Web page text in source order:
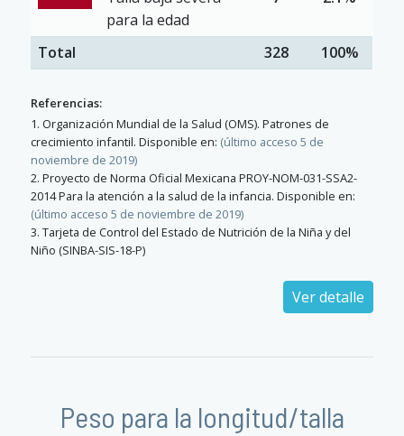
para la edad
Total 328 100%
Referencias:
1. Organización Mundial de la Salud (OMS). Patrones de
crecimiento infantil. Disponible en: (último acceso 5 de
noviembre de 2019)
2. Proyecto de Norma Oficial Mexicana PROY-NOM-031-SSA2-
2014 Para la atención a la salud de la infancia. Disponible en:
(último acceso 5 de noviembre de 2019)
3. Tarjeta de Control del Estado de Nutrición de la Niña y del
Niño (SINBA-SIS-18-P)
Ver detalle
Peso para la longitud/talla